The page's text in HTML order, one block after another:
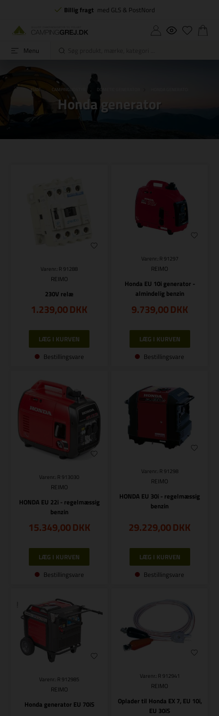
Billig fragt med GLS & PostNord
Menu
FORSIDE CAMPINGUDSTYR DOMETIC GENERATOR
Honda generator
Varenr.: R 91288
REIMO
230V relæ
1.239,00DKK
Bestillingsvare
Varenr.: R 91297
REIMO
Honda EU 10i generator -
almindelig benzin
9.739,00DKK
Bestillingsvare
Varenr.: R 913030
REIMO
HONDA EU 22i - regelmæssig
benzin
15.349,00DKK
Bestillingsvare
Varenr.: R 91298
REIMO
HONDA EU 30i - regelmæssig
benzin
29.229,00DKK
Bestillingsvare
Varenr.: R 912985
REIMO
Honda generator EU 70iS
Varenr.: R 912941
REIMO
Oplader til Honda EX 7, EU 10i,
EU 30iS